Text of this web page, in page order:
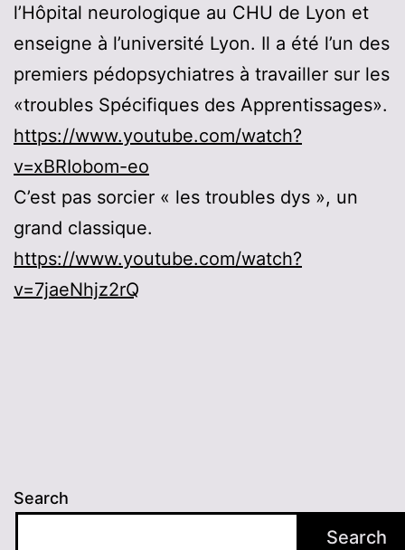
l’Hôpital neurologique au CHU de Lyon et
enseigne à l’université Lyon. Il a été l’un des
premiers pédopsychiatres à travailler sur les
«troubles Spécifiques des Apprentissages».
https://www.youtube.com/watch?
v=xBRIobom-eo
C’est pas sorcier « les troubles dys », un
grand classique.
https://www.youtube.com/watch?
v=7jaeNhjz2rQ
Search
Search